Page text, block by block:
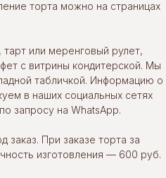
торта можно на страницах
или меренговый рулет,
с витрины кондитерской. Мы
табличкой. Информацию о
в наших социальных сетях
запросу на WhatsApp.
заказ. При заказе торта за
изготовления — 600 руб.